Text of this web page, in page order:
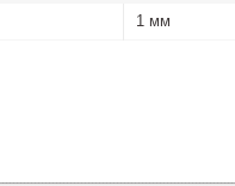
1 мм